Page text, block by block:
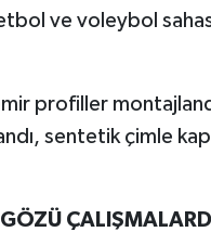
ve voleybol
profiller
sentetik çimle